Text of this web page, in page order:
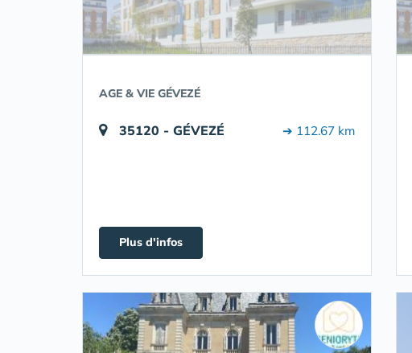
AGE & VIE GÉVEZÉ
35120 - GÉVEZÉ ➔ 112.67 km
Plus d'infos